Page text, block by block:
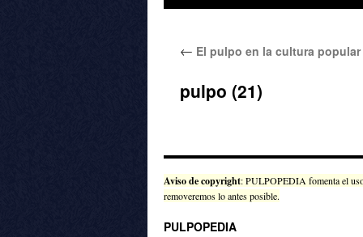
contenido
← El pulpo en la cultura popular
pulpo (21)
Aviso de copyright: PULPOPEDIA fomenta el
removeremos lo antes posible.
PULPOPEDIA